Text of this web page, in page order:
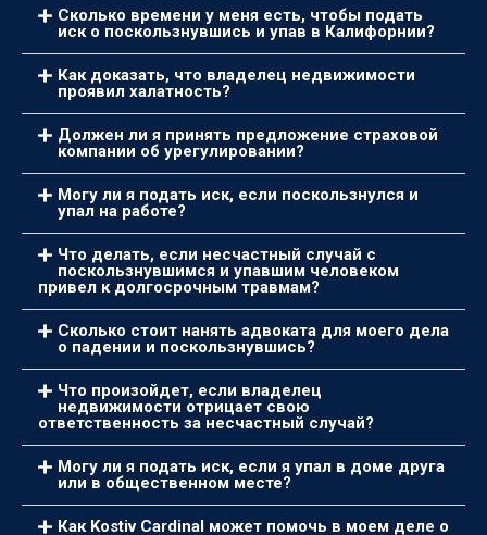
Сколько времени у меня есть, чтобы подать
иск о поскользнувшись и упав в Калифорнии?
Как доказать, что владелец недвижимости
проявил халатность?
Должен ли я принять предложение страховой
компании об урегулировании?
Могу ли я подать иск, если поскользнулся и
упал на работе?
Что делать, если несчастный случай с
поскользнувшимся и упавшим человеком
привел к долгосрочным травмам?
Сколько стоит нанять адвоката для моего дела
о падении и поскользнувшись?
Что произойдет, если владелец
недвижимости отрицает свою
ответственность за несчастный случай?
Могу ли я подать иск, если я упал в доме друга
или в общественном месте?
Как Kostiv Cardinal может помочь в моем деле о